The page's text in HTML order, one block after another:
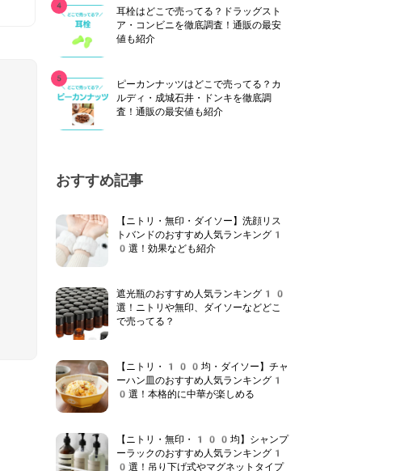
耳栓はどこで売ってる？ドラッグスト
ア・コンビニを徹底調査！通販の最安
値も紹介
ピーカンナッツはどこで売ってる？カ
ルディ・成城石井・ドンキを徹底調
査！通販の最安値も紹介
おすすめ記事
【ニトリ・無印・ダイソー】洗顔リス
トバンドのおすすめ人気ランキング1
0選！効果なども紹介
遮光瓶のおすすめ人気ランキング10
選！ニトリや無印、ダイソーなどどこ
で売ってる？
【ニトリ・100均・ダイソー】チャ
ーハン皿のおすすめ人気ランキング1
0選！本格的に中華が楽しめる
【ニトリ・無印・100均】シャンプ
ーラックのおすすめ人気ランキング1
0選！吊り下げ式やマグネットタイプ